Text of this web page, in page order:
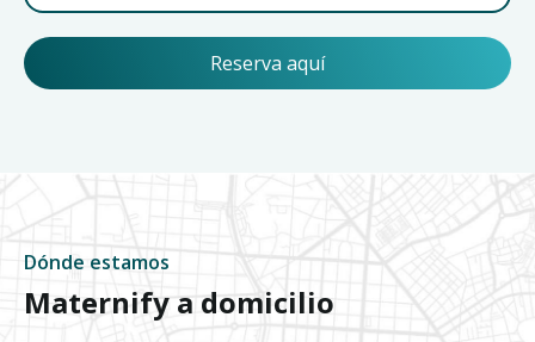
Reserva aquí
Dónde estamos
Maternify a domicilio